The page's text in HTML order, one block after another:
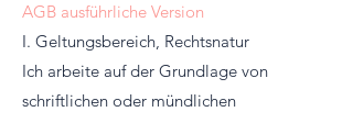
AGB ausführliche Version
I. Geltungsbereich, Rechtsnatur
Ich arbeite auf der Grundlage von
schriftlichen oder mündlichen